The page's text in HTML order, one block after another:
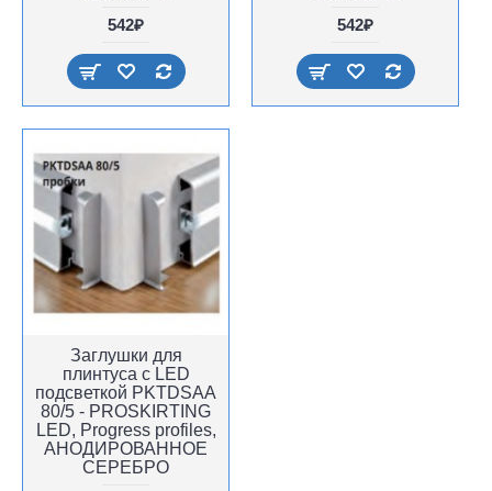
542₽
542₽
Заглушки для
плинтуса с LED
подсветкой PKTDSAA
80/5 - PROSKIRTING
LED, Progress profiles,
АНОДИРОВАННОЕ
СЕРЕБРО